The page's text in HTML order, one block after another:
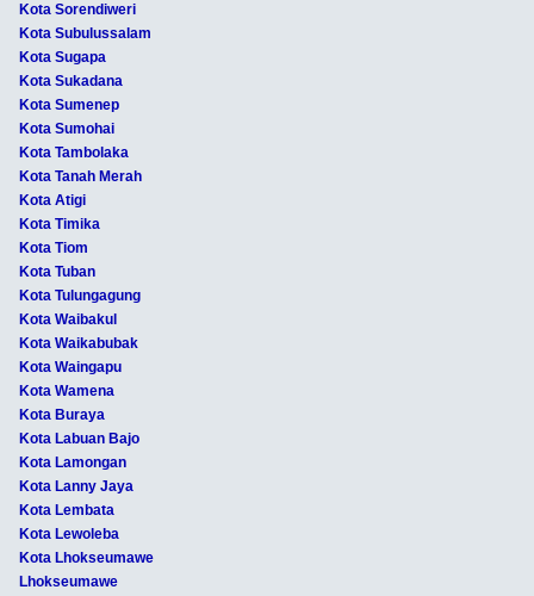
Kota Sorendiweri
Kota Subulussalam
Kota Sugapa
Kota Sukadana
Kota Sumenep
Kota Sumohai
Kota Tambolaka
Kota Tanah Merah
Kota Atigi
Kota Timika
Kota Tiom
Kota Tuban
Kota Tulungagung
Kota Waibakul
Kota Waikabubak
Kota Waingapu
Kota Wamena
Kota Buraya
Kota Labuan Bajo
Kota Lamongan
Kota Lanny Jaya
Kota Lembata
Kota Lewoleba
Kota Lhokseumawe
Lhokseumawe